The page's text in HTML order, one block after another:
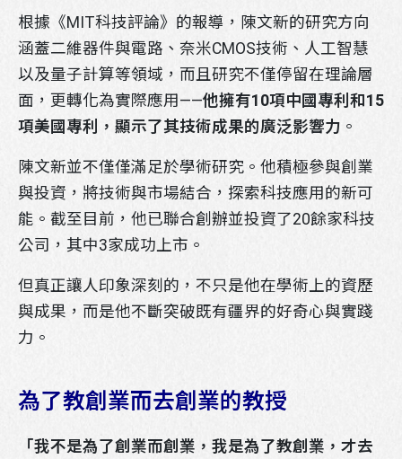
根據《MIT科技評論》的報導，陳文新的研究方向
涵蓋二維器件與電路、奈米CMOS技術、人工智慧
以及量子計算等領域，而且研究不僅停留在理論層
面，更轉化為實際應用——他擁有10項中國專利和15
項美國專利，顯示了其技術成果的廣泛影響力 。
陳文新並不僅僅滿足於學術研究。他積極參與創業
與投資，將技術與市場結合，探索科技應用的新可
能。截至目前，他已聯合創辦並投資了20餘家科技
公司，其中3家成功上市。
但真正讓人印象深刻的，不只是他在學術上的資歷
與成果，而是他不斷突破既有疆界的好奇心與實踐
力。
為了教創業而去創業的教授
「我不是為了創業而創業，我是為了教創業，才去
LINE官方帳號
掃描行動條碼即可將官方帳號加入好友